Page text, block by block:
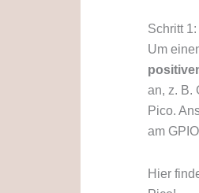
Schritt
Um
an, z. B.
Pico.
am
Hier